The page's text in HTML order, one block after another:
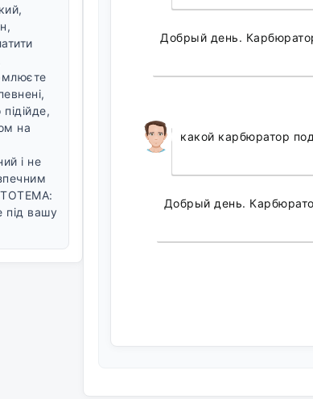
на
і не
під вашу
Добрый день.
какой карбюратор
Добрый день.